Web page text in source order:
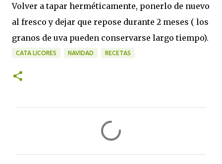
Volver a tapar herméticamente, ponerlo de nuevo
al fresco y dejar que repose durante 2 meses ( los
granos de uva pueden conservarse largo tiempo).
CATA LICORES NAVIDAD RECETAS